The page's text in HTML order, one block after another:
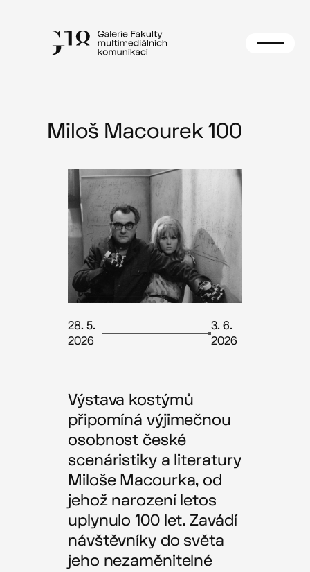
Miloš Macourek 100
28. 5.
2026
3. 6.
2026
Výstava kostýmů
připomíná výjimečnou
osobnost české
scenáristiky a literatury
Miloše Macourka, od
jehož narození letos
uplynulo 100 let. Zavádí
návštěvníky do světa
jeho nezaměnitelné